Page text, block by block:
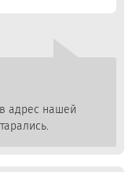
адрес нашей